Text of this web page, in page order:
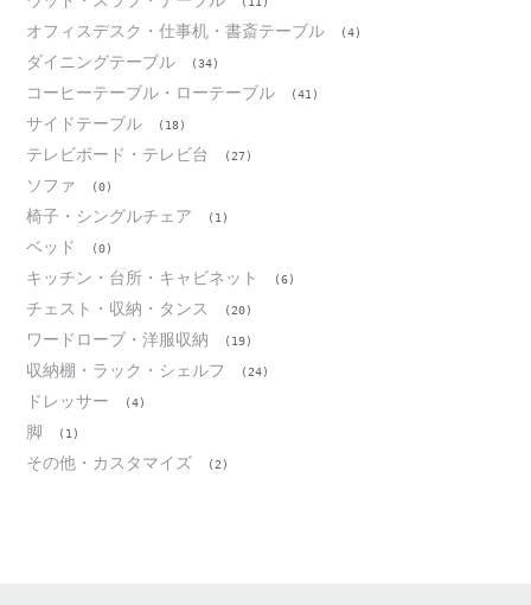
オフィスデスク・仕事机・書斎テーブル (4)
ダイニングテーブル (34)
コーヒーテーブル・ローテーブル (41)
サイドテーブル (18)
テレビボード・テレビ台 (27)
ソファ (0)
椅子・シングルチェア (1)
ベッド (0)
キッチン・台所・キャビネット (6)
チェスト・収納・タンス (20)
ワードローブ・洋服収納 (19)
収納棚・ラック・シェルフ (24)
ドレッサー (4)
脚 (1)
その他・カスタマイズ (2)